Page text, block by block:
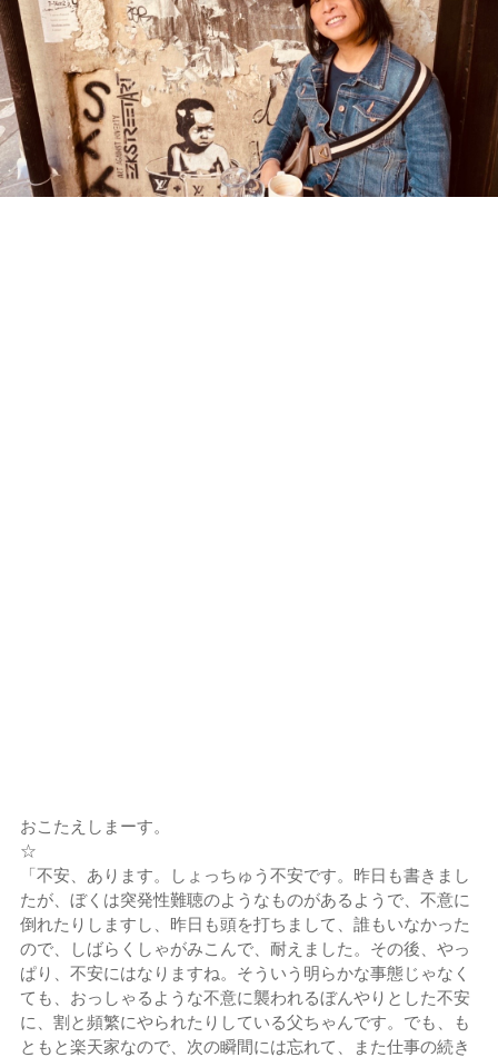
おこたえしまーす。
☆
「不安、あります。しょっちゅう不安です。昨日も書きまし
たが、ぼくは突発性難聴のようなものがあるようで、不意に
倒れたりしますし、昨日も頭を打ちまして、誰もいなかった
ので、しばらくしゃがみこんで、耐えました。その後、やっ
ぱり、不安にはなりますね。そういう明らかな事態じゃなく
ても、おっしゃるような不意に襲われるぼんやりとした不安
に、割と頻繁にやられたりしている父ちゃんです。でも、も
ともと楽天家なので、次の瞬間には忘れて、また仕事の続き